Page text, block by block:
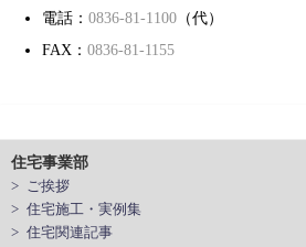
電話： 0836-81-1100 （代）
FAX： 0836-81-1155
住宅事業部
> ご挨拶
> 住宅施工・実例集
> 住宅関連記事